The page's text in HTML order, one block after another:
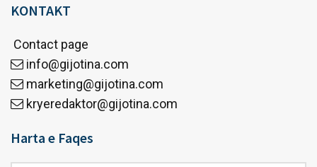
KONTAKT
Contact page
info@gijotina.com
marketing@gijotina.com
kryeredaktor@gijotina.com
Harta e Faqes